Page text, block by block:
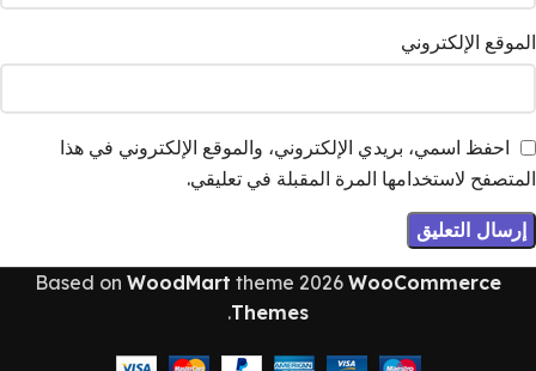
الموقع الإلكتروني
احفظ اسمي، بريدي الإلكتروني، والموقع الإلكتروني في هذا
المتصفح لاستخدامها المرة المقبلة في تعليقي.
Based on WoodMart theme 2026 WooCommerce
Themes
.